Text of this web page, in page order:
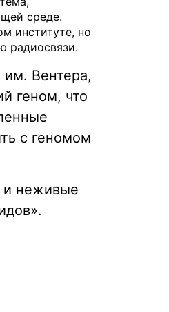
среде.
институте, но
радиосвязи.
Вентера,
геном, что
с геномом
и неживые